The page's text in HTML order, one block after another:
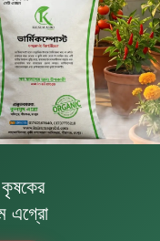
কৃষকের
এগ্রো